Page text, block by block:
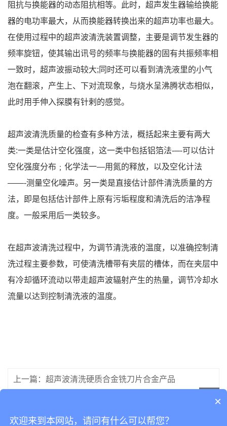
阻抗与换能器的动态阻抗相等。此时，超声发生器输给换能
器的电功率最大，从而换能器转换出来的超声功率也最大。
在使用过程中的超声波清洗装置调整，主要是调节发生器的
频率旋钮，使其输出讯号的频率与换能器的固有共振频率相
一致时，超声波振动较大;同时还可以看到清洗液里的小气
泡在翻滚，产生上、下对流现象，与烧水呈沸腾状态相似，
此时用手伸入探膜有针剌的感觉。
超声波清洗质量的检查有多种方法，概括起来主要有两大
类:一类是估计空化强度，这一类中包括铝箔法-─-可以估计
空化强度分布﹔化学法一—用氮的释放，以及空化计法
——-测量空化噪声。另一类是直接估计部件清洗质量的方
法，即是包括估计部件上原有污垢程度和清洗后的洁净程
度。一般采用后一类较多。
在超声波清洗过程中，为调节清洗液的温度，以准确控制清
洗过程主要参数，可使清洗槽带有夹层的槽体，而在夹层中
有冷却循环流动以带走超声波辐射产生的热量，调节冷却水
流量以达到控制清洗液的温度。
上一篇：超声波清洗硬质合金铣刀片合金产品
×
欢迎来到本网站，请问有什么可以帮您？